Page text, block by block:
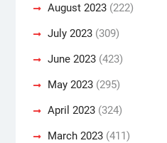
August 2023(222)
July 2023(309)
June 2023(423)
May 2023(295)
April 2023(324)
March 2023(411)